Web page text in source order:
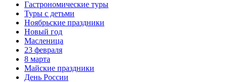
Гастрономические туры
Туры с детьми
Ноябрьские праздники
Новый год
Масленица
23 февраля
8 марта
Майские праздники
День России